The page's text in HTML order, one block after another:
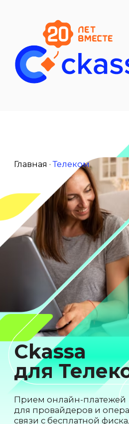
Ckassa
для Телекома
Прием онлайн-платежей
для провайдеров и операторов
связи с бесплатной фискализацией
Получить консультацию
Без абонентской платы
Подключение бесплатно